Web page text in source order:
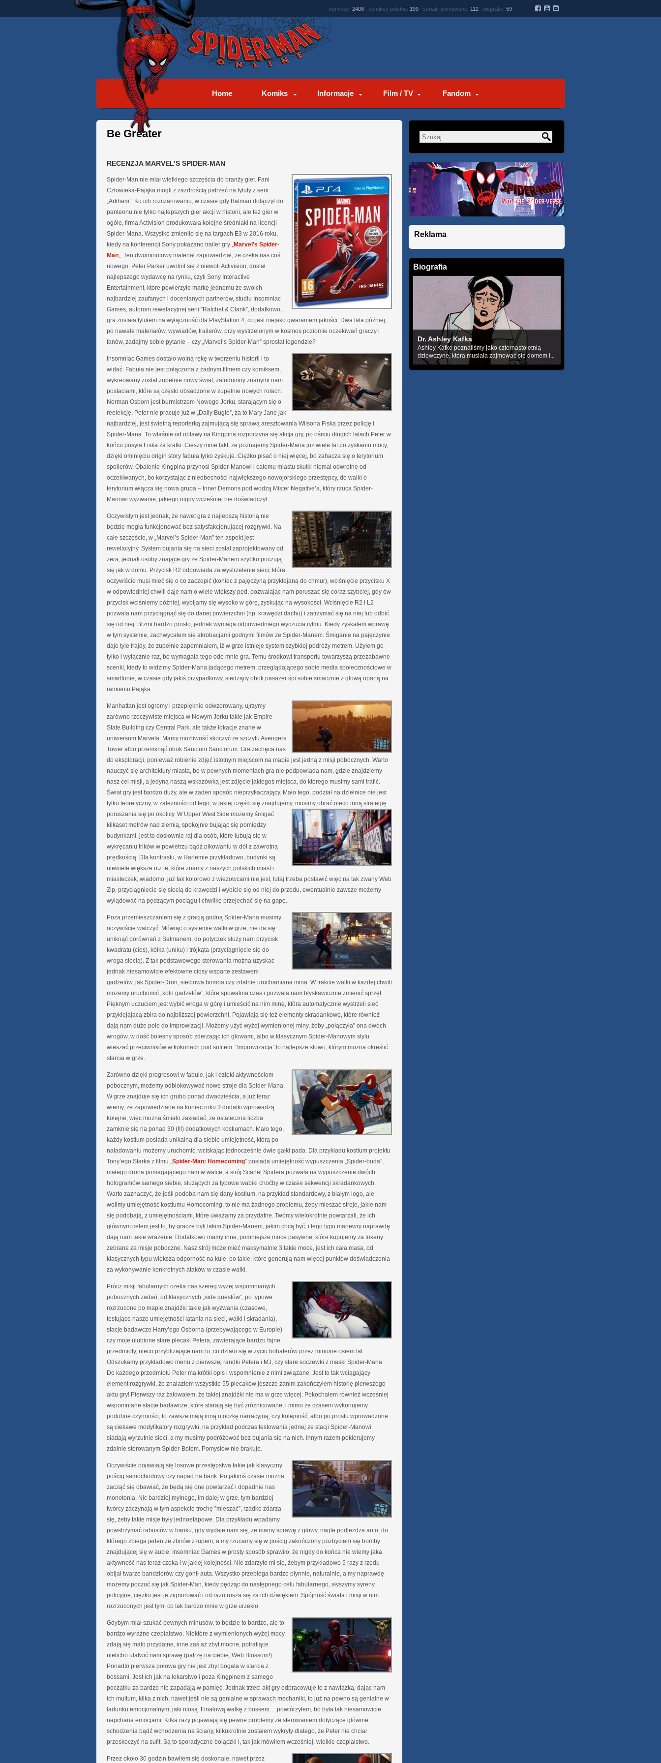
komiksy: 2408 komiksy polskie: 199 seriale animowane: 112 biografie: 59
Home Komiks Informacje Film / TV Fandom
Be Greater
RECENZJA MARVEL’S SPIDER-MAN
Spider-Man nie miał wielkiego szczęścia do branży gier. Fani
Człowieka-Pająka mogli z zazdrością patrzeć na tytuły z serii
„Arkham”. Ku ich rozczarowaniu, w czasie gdy Batman dołączył do
panteonu nie tylko najlepszych gier akcji w historii, ale też gier w
ogóle, firma Activision produkowała kolejne średniaki na licencji
Spider-Mana. Wszystko zmieniło się na targach E3 w 2016 roku,
kiedy na konferencji Sony pokazano trailer gry „Marvel’s Spider-
Man„. Ten dwuminutowy materiał zapowiedział, że czeka nas coś
nowego. Peter Parker uwolnił się z niewoli Activision, dostał
najlepszego wydawcę na rynku, czyli Sony Interactive
Entertainment, które powierzyło markę jednemu ze swoich
najbardziej zaufanych i docenianych partnerów, studiu Insomniac
Games, autorom rewelacyjnej serii ”Ratchet & Clank”, dodatkowo,
gra została tytułem na wyłączność dla PlayStation 4, co jest niejako gwarantem jakości. Dwa lata później,
po nawale materiałów, wywiadów, trailerów, przy wystrzelonym w kosmos poziomie oczekiwań graczy i
fanów, zadajmy sobie pytanie – czy „Marvel’s Spider-Man” sprostał legendzie?
Insomniac Games dostało wolną rękę w tworzeniu historii i to
widać. Fabuła nie jest połączona z żadnym filmem czy komiksem,
wykreowany został zupełnie nowy świat, zaludniony znanymi nam
postaciami, które są często obsadzone w zupełnie nowych rolach.
Norman Osborn jest burmistrzem Nowego Jorku, starającym się o
reelekcję, Peter nie pracuje już w „Daily Bugle”, za to Mary Jane jak
najbardziej, jest świetną reporterką zajmującą się sprawą aresztowania Wilsona Fiska przez policję i
Spider-Mana. To właśnie od obławy na Kingpina rozpoczyna się akcja gry, po ośmiu długich latach Peter w
końcu posyła Fiska za kratki. Cieszy mnie fakt, że poznajemy Spider-Mana już wiele lat po zyskaniu mocy,
dzięki ominięciu origin story fabuła tylko zyskuje. Ciężko pisać o niej więcej, bo zahacza się o terytorium
spoilerów. Obalenie Kingpina przynosi Spider-Manowi i całemu miastu skutki niemal odwrotne od
oczekiwanych, bo korzystając z nieobecności największego nowojorskiego przestępcy, do walki o
terytorium włącza się nowa grupa – Inner Demons pod wodzą Mister Negative’a, który rzuca Spider-
Manowi wyzwanie, jakiego nigdy wcześniej nie doświadczył…
Oczywistym jest jednak, że nawet gra z najlepszą historią nie
będzie mogła funkcjonować bez satysfakcjonującej rozgrywki. Na
całe szczęście, w „Marvel’s Spider-Man” ten aspekt jest
rewelacyjny. System bujania się na sieci został zaprojektowany od
zera, jednak osoby znające gry ze Spider-Manem szybko poczują
się jak w domu. Przycisk R2 odpowiada za wystrzelenie sieci, która
oczywiście musi mieć się o co zaczepić (koniec z pajęczyną przyklejaną do chmur), wciśnięcie przycisku X
w odpowiedniej chwili daje nam o wiele większy pęd, pozwalając nam poruszać się coraz szybciej, gdy ów
przycisk wciśniemy później, wybijamy się wysoko w górę, zyskując na wysokości. Wciśnięcie R2 i L2
pozwala nam przyciągnąć się do danej powierzchni (np. krawędzi dachu) i zatrzymać się na niej lub odbić
się od niej. Brzmi bardzo prosto, jednak wymaga odpowiedniego wyczucia rytmu. Kiedy zyskałem wprawę
w tym systemie, zachwycałem się akrobacjami godnymi filmów ze Spider-Manem. Śmiganie na pajęczynie
daje tyle frajdy, że zupełnie zapomniałem, iż w grze istnieje system szybkiej podróży metrem. Użyłem go
tylko i wyłącznie raz, bo wymagała tego ode mnie gra. Temu środkowi transportu towarzyszą przezabawne
scenki, kiedy to widzimy Spider-Mana jadącego metrem, przeglądającego sobie media społecznościowe w
smartfonie, w czasie gdy jakiś przypadkowy, siedzący obok pasażer śpi sobie smacznie z głową opartą na
ramieniu Pająka.
Manhattan jest ogromy i przepięknie odwzorowany, ujrzymy
zarówno rzeczywiste miejsca w Nowym Jorku takie jak Empire
State Building czy Central Park, ale także lokacje znane w
uniwersum Marvela. Mamy możliwość skoczyć ze szczytu Avengers
Tower albo przemknąć obok Sanctum Sanctorum. Gra zachęca nas
do eksploracji, ponieważ robienie zdjęć istotnym miejscom na mapie jest jedną z misji pobocznych. Warto
nauczyć się architektury miasta, bo w pewnych momentach gra nie podpowiada nam, gdzie znajdziemy
nasz cel misji, a jedyną naszą wskazówką jest zdjęcie jakiegoś miejsca, do którego musimy sami trafić.
Świat gry jest bardzo duży, ale w żaden sposób nieprzytłaczający. Mało tego, podział na dzielnice nie jest
tylko teoretyczny, w zależności od tego, w jakiej części się znajdujemy, musimy obrać nieco inną strategię
poruszania się po okolicy. W Upper West Side możemy śmigać
kilkaset metrów nad ziemią, spokojnie bujając się pomiędzy
budynkami, jest to dosłownie raj dla osób, które lubują się w
wykręcaniu trików w powietrzu bądź pikowaniu w dół z zawrotną
prędkością. Dla kontrastu, w Harlemie przykładowo, budynki są
niewiele większe niż te, które znamy z naszych polskich miast i
miasteczek, wiadomo, już tak kolorowo z wieżowcami nie jest, tutaj trzeba postawić więc na tak zwany Web
Zip, przyciągniecie się siecią do krawędzi i wybicie się od niej do przodu, ewentualnie zawsze możemy
wylądować na pędzącym pociągu i chwilkę przejechać się na gapę.
Poza przemieszczaniem się z gracją godną Spider-Mana musimy
oczywiście walczyć. Mówiąc o systemie walki w grze, nie da się
uniknąć porównań z Batmanem, do potyczek służy nam przycisk
kwadratu (cios), kółka (uniku) i trójkąta (przyciągnięcie się do
wroga siecią). Z tak podstawowego sterowania można uzyskać
jednak niesamowicie efektowne ciosy wsparte zestawem
gadżetów, jak Spider-Dron, sieciowa bomba czy zdalnie uruchamiana mina. W trakcie walki w każdej chwili
możemy uruchomić „koło gadżetów”, które spowalnia czas i pozwala nam błyskawicznie zmienić sprzęt.
Pięknym uczuciem jest wybić wroga w górę i umieścić na nim minę, która automatycznie wystrzeli sieć
przyklejającą zbira do najbliższej powierzchni. Pojawiają się też elementy skradankowe, które również
dają nam duże pole do improwizacji. Możemy użyć wyżej wymienionej miny, żeby „połączyła” ona dwóch
wrogów, w dość bolesny sposób zderzając ich głowami, albo w klasycznym Spider-Manowym stylu
wieszać przeciwników w kokonach pod sufitem. ”Improwizacja” to najlepsze słowo, którym można określić
starcia w grze.
Zarówno dzięki progresowi w fabule, jak i dzięki aktywnościom
pobocznym, możemy odblokowywać nowe stroje dla Spider-Mana.
W grze znajduje się ich grubo ponad dwadzieścia, a już teraz
wiemy, że zapowiedziane na koniec roku 3 dodatki wprowadzą
kolejne, więc można śmiało zakładać, że ostateczna liczba
zamknie się na ponad 30 (!!!) dodatkowych kostiumach. Mało tego,
każdy kostium posiada unikalną dla siebie umiejętność, którą po
naładowaniu możemy uruchomić, wciskając jednocześnie dwie gałki pada. Dla przykładu kostium projektu
Tony’ego Starka z filmu „Spider-Man: Homecoming” posiada umiejętność wypuszczenia „Spider-buda”,
małego drona pomagającego nam w walce, a strój Scarlet Spidera pozwala na wypuszczenie dwóch
hologramów samego siebie, służących za typowe wabiki choćby w czasie sekwencji skradankowych.
Warto zaznaczyć, że jeśli podoba nam się dany kostium, na przykład standardowy, z białym logo, ale
wolimy umiejętność kostiumu Homecoming, to nie ma żadnego problemu, żeby mieszać stroje, jakie nam
się podobają, z umiejętnościami, które uważamy za przydatne. Twórcy wielokrotnie powtarzali, że ich
głównym celem jest to, by gracze byli takim Spider-Manem, jakim chcą być, i tego typu manewry naprawdę
dają nam takie wrażenie. Dodatkowo mamy inne, pomniejsze moce pasywne, które kupujemy za tokeny
zebrane za misje poboczne. Nasz strój może mieć maksymalnie 3 takie moce, jest ich cała masa, od
klasycznych typu większa odporność na kule, po takie, które generują nam więcej punktów doświadczenia
za wykonywanie konkretnych ataków w czasie walki.
Prócz misji fabularnych czeka nas szereg wyżej wspomnianych
pobocznych zadań, od klasycznych „side questów”, po typowe
rozrzucone po mapie znajdźki takie jak wyzwania (czasowe,
testujące nasze umiejętności latania na sieci, walki i skradania),
stacje badawcze Harry’ego Osborna (przebywającego w Europie)
czy moje ulubione stare plecaki Petera, zawierające bardzo fajne
przedmioty, nieco przybliżające nam to, co działo się w życiu bohaterów przez minione osiem lat.
Odszukamy przykładowo menu z pierwszej randki Petera i MJ, czy stare soczewki z maski Spider-Mana.
Do każdego przedmiotu Peter ma krótki opis i wspomnienie z nimi związane. Jest to tak wciągający
element rozgrywki, że znalazłem wszystkie 55 plecaków jeszcze zanim zakończyłem historię pierwszego
aktu gry! Pierwszy raz żałowałem, że takiej znajdźki nie ma w grze więcej. Pokochałem również wcześniej
wspomniane stacje badawcze, które starają się być zróżnicowane, i mimo że czasem wykonujemy
podobne czynności, to zawsze mają inną otoczkę narracyjną, czy kolejność, albo po prostu wprowadzone
są ciekawe modyfikatory rozgrywki, na przykład podczas testowania jednej ze stacji Spider-Manowi
siadają wyrzutnie sieci, a my musimy podróżować bez bujania się na nich. Innym razem pokierujemy
zdalnie sterowanym Spider-Botem. Pomysłów nie brakuje.
Oczywiście pojawiają się losowe przestępstwa takie jak klasyczny
pościg samochodowy czy napad na bank. Po jakimś czasie można
zacząć się obawiać, że będą się one powtarzać i dopadnie nas
monotonia. Nic bardziej mylnego, im dalej w grze, tym bardziej
twórcy zaczynają w tym aspekcie trochę ”mieszać”, rzadko zdarza
się, żeby takie misje były jednoetapowe. Dla przykładu wpadamy
powstrzymać rabusiów w banku, gdy wydaje nam się, że mamy sprawę z głowy, nagle podjeżdża auto, do
którego zbiega jeden ze zbirów z łupem, a my rzucamy się w pościg zakończony pozbyciem się bomby
znajdującej się w aucie. Insomniac Games w prosty sposób sprawiło, że nigdy do końca nie wiemy jaka
aktywność nas teraz czeka i w jakiej kolejności. Nie zdarzyło mi się, żebym przykładowo 5 razy z rzędu
obijał twarze bandziorów czy gonił auta. Wszystko przebiega bardzo płynnie, naturalnie, a my naprawdę
możemy poczuć się jak Spider-Man, kiedy pędząc do następnego celu fabularnego, słyszymy syreny
policyjne, ciężko jest je zignorować i od razu rusza się za ich dźwiękiem. Spójność świata i misji w nim
rozrzuconych jest tym, co tak bardzo mnie w grze urzekło.
Gdybym miał szukać pewnych minusów, to będzie to bardzo, ale to
bardzo wyraźne czepialstwo. Niektóre z wymienionych wyżej mocy
zdają się mało przydatne, inne zaś aż zbyt mocne, potrafiące
nielicho ułatwić nam sprawę (patrzę na ciebie, Web Blossom!).
Ponadto pierwsza połowa gry nie jest zbyt bogata w starcia z
bossami. Jest ich jak na lekarstwo i poza Kingpinem z samego
początku za bardzo nie zapadają w pamięć. Jednak trzeci akt gry odpracowuje to z nawiązką, dając nam
ich multum, kilka z nich, nawet jeśli nie są genialne w sprawach mechaniki, to już na pewno są genialne w
ładunku emocjonalnym, jaki niosą. Finałową walkę z bossem… powtórzyłem, bo była tak niesamowicie
napchana emocjami. Kilka razy pojawiają się pewne problemy ze sterowaniem dotyczące głównie
schodzenia bądź wchodzenia na ściany, kilkukrotnie zostałem wykryty dlatego, że Peter nie chciał
przeskoczyć na sufit. Są to sporadyczne bolączki i, tak jak mówiłem wcześniej, wielkie czepialstwo.
Przez około 30 godzin bawiłem się doskonale, nawet przez
Reklama
Biografia
Dr. Ashley Kafka
Ashley Kafke poznaliśmy jako czternastoletnią
dziewczyne, która musiała zajmować się domem i...